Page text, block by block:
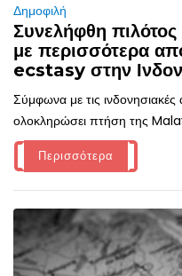
Δημοφιλή
Συνελήφθη πιλότος
με περισσότερα
ecstasy στην
Σύμφωνα με τις ινδονησιακές
ολοκληρώσει πτήση της
Περισσότερα